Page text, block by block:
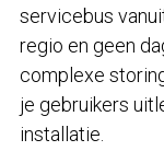
servicebus
regio en geen
complexe
je gebruikers
installatie.